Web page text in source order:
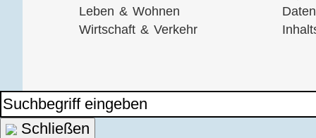
Leben & Wohnen
Wirtschaft & Verkehr
Schließen